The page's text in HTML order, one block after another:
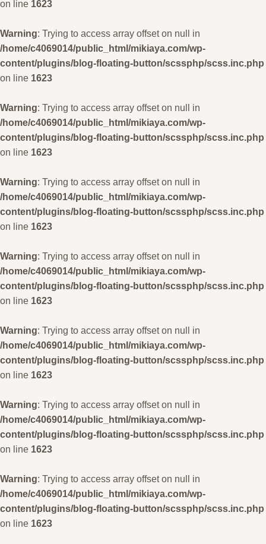
on line 1623
Warning: Trying to access array offset on null in
/home/c4069014/public_html/mikiaya.com/wp-
content/plugins/blog-floating-button/scssphp/scss.inc.php
on line 1623
Warning: Trying to access array offset on null in
/home/c4069014/public_html/mikiaya.com/wp-
content/plugins/blog-floating-button/scssphp/scss.inc.php
on line 1623
Warning: Trying to access array offset on null in
/home/c4069014/public_html/mikiaya.com/wp-
content/plugins/blog-floating-button/scssphp/scss.inc.php
on line 1623
Warning: Trying to access array offset on null in
/home/c4069014/public_html/mikiaya.com/wp-
content/plugins/blog-floating-button/scssphp/scss.inc.php
on line 1623
Warning: Trying to access array offset on null in
/home/c4069014/public_html/mikiaya.com/wp-
content/plugins/blog-floating-button/scssphp/scss.inc.php
on line 1623
Warning: Trying to access array offset on null in
/home/c4069014/public_html/mikiaya.com/wp-
content/plugins/blog-floating-button/scssphp/scss.inc.php
on line 1623
Warning: Trying to access array offset on null in
/home/c4069014/public_html/mikiaya.com/wp-
content/plugins/blog-floating-button/scssphp/scss.inc.php
on line 1623